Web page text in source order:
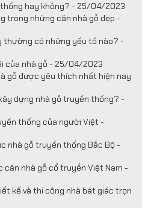
hay không? - 25/04/2023
trong những căn nhà gỗ đẹp -
thường có những yếu tố nào? -
của nhà gỗ - 25/04/2023
gỗ được yêu thích nhất hiện nay
dựng nhà gỗ truyền thống? -
thống của người Việt -
nhà gỗ truyền thống Bắc Bộ -
nhà gỗ cổ truyền Việt Nam -
kế và thi công nhà bát giác trọn